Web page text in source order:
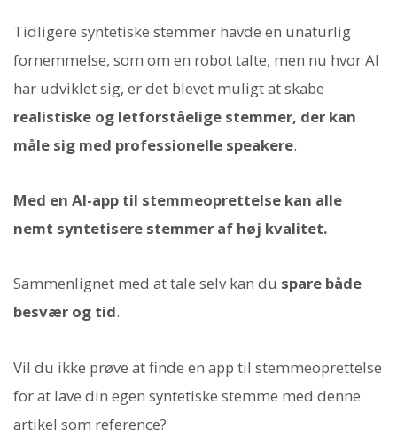
Tidligere syntetiske stemmer havde en unaturlig
fornemmelse, som om en robot talte, men nu hvor AI
har udviklet sig, er det blevet muligt at skabe
realistiske og letforståelige stemmer, der kan
måle sig med professionelle speakere.
Med en AI-app til stemmeoprettelse kan alle
nemt syntetisere stemmer af høj kvalitet.
Sammenlignet med at tale selv kan du spare både
besvær og tid.
Vil du ikke prøve at finde en app til stemmeoprettelse
for at lave din egen syntetiske stemme med denne
artikel som reference?